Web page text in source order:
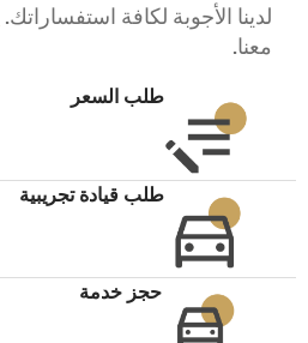
لدينا الأجوبة لكافة استفساراتك.
معنا.
طلب السعر
طلب قيادة تجريبية
حجز خدمة